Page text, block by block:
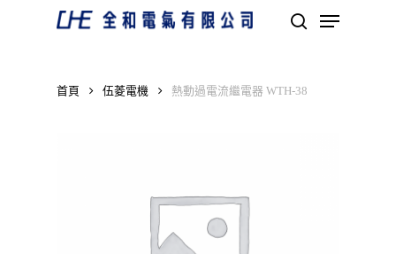
Menu
首頁 伍菱電機 熱動過電流繼電器 WTH-38